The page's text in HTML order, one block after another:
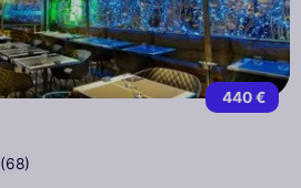
440 €
(68)